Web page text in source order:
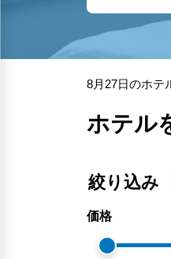
8月27日のホテ
ホテル
絞り込み
価格